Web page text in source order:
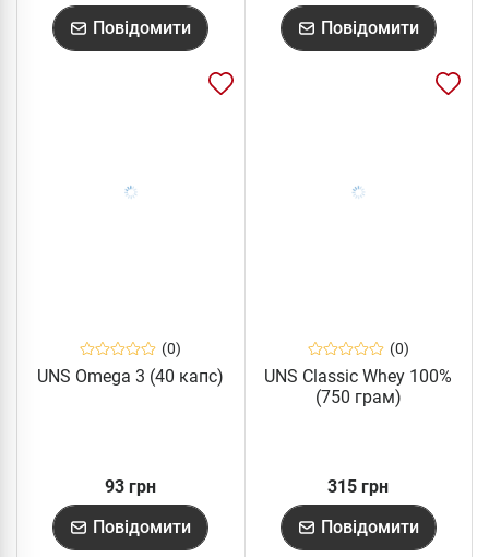
Повідомити
Повідомити
(0)
UNS Omega 3 (40 капс)
93 грн
Повідомити
(0)
UNS Classic Whey 100%
(750 грам)
315 грн
Повідомити